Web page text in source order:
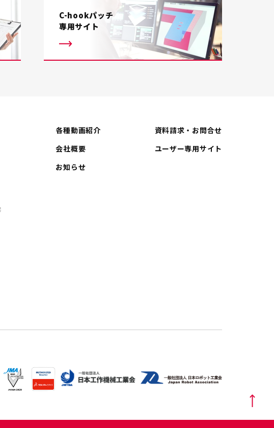
C-hookパッチ
専用サイト
各種動画紹介
会社概要
お知らせ
資料請求・お問合せ
ユーザー専用サイト